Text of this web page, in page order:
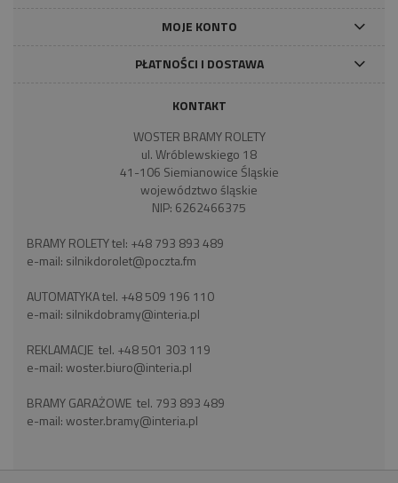
MOJE KONTO
PŁATNOŚCI I DOSTAWA
KONTAKT
WOSTER BRAMY ROLETY
ul. Wróblewskiego 18
41-106 Siemianowice Śląskie
województwo śląskie
NIP: 6262466375
BRAMY ROLETY tel: +48 793 893 489
e-mail: silnikdorolet@poczta.fm
AUTOMATYKA tel. +48 509 196 110
e-mail: silnikdobramy@interia.pl
REKLAMACJE tel. +48 501 303 119
e-mail:woster.biuro@interia.pl
BRAMY GARAŻOWE tel. 793 893 489
e-mail:woster.bramy@interia.pl